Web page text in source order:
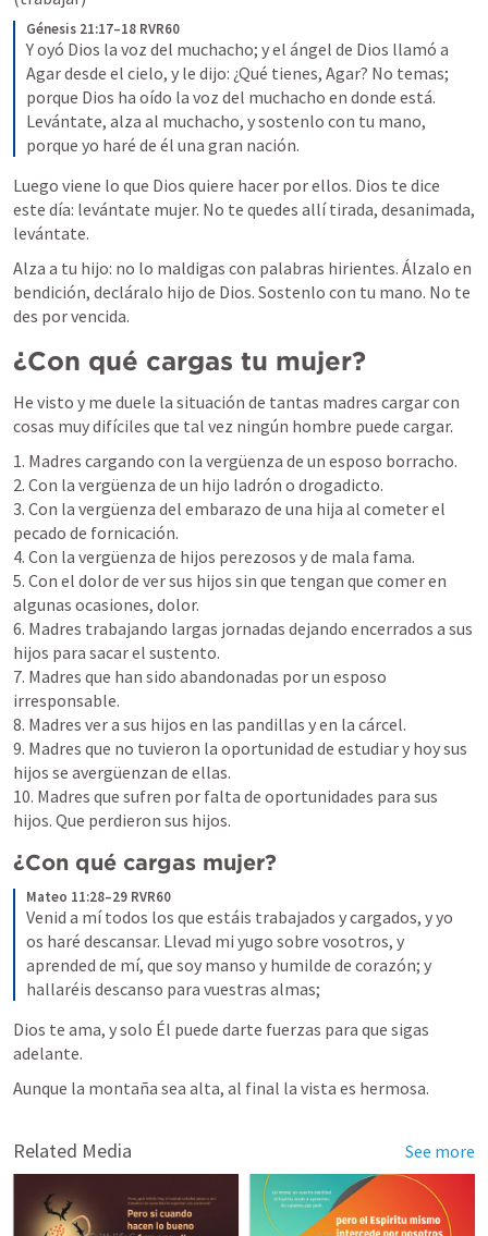
Génesis 21:17–18 RVR60
Y oyó Dios la voz del muchacho; y el ángel de Dios llamó a
Agar desde el cielo, y le dijo: ¿Qué tienes, Agar? No temas;
porque Dios ha oído la voz del muchacho en donde está.
Levántate, alza al muchacho, y sostenlo con tu mano,
porque yo haré de él una gran nación.
Luego viene lo que Dios quiere hacer por ellos. Dios te dice
este día: levántate mujer. No te quedes allí tirada, desanimada,
levántate.
Alza a tu hijo: no lo maldigas con palabras hirientes. Álzalo en
bendición, decláralo hijo de Dios. Sostenlo con tu mano. No te
des por vencida.
¿Con qué cargas tu mujer?
He visto y me duele la situación de tantas madres cargar con
cosas muy difíciles que tal vez ningún hombre puede cargar.
1. Madres cargando con la vergüenza de un esposo borracho.
2. Con la vergüenza de un hijo ladrón o drogadicto.
3. Con la vergüenza del embarazo de una hija al cometer el
pecado de fornicación.
4. Con la vergüenza de hijos perezosos y de mala fama.
5. Con el dolor de ver sus hijos sin que tengan que comer en
algunas ocasiones, dolor.
6. Madres trabajando largas jornadas dejando encerrados a sus
hijos para sacar el sustento.
7. Madres que han sido abandonadas por un esposo
irresponsable.
8. Madres ver a sus hijos en las pandillas y en la cárcel.
9. Madres que no tuvieron la oportunidad de estudiar y hoy sus
hijos se avergüenzan de ellas.
10. Madres que sufren por falta de oportunidades para sus
hijos. Que perdieron sus hijos.
¿Con qué cargas mujer?
Mateo 11:28–29 RVR60
Venid a mí todos los que estáis trabajados y cargados, y yo
os haré descansar. Llevad mi yugo sobre vosotros, y
aprended de mí, que soy manso y humilde de corazón; y
hallaréis descanso para vuestras almas;
Dios te ama, y solo Él puede darte fuerzas para que sigas
adelante.
Aunque la montaña sea alta, al final la vista es hermosa.
Related Media See more